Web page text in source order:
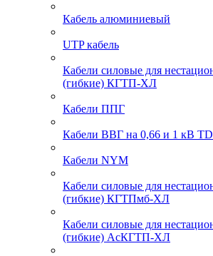
Кабель алюминиевый
UTP кабель
Кабели силовые для
(гибкие) КГТП-ХЛ
Кабели ППГ
Кабели ВВГ на 0,66 и 1 кВ
Кабели NYM
Кабели силовые для
(гибкие) КГТПмб-ХЛ
Кабели силовые для
(гибкие) АсКГТП-ХЛ